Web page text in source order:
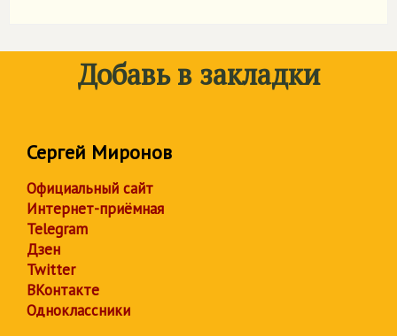
Добавь в закладки
Сергей Миронов
Официальный сайт
Интернет-приёмная
Telegram
Дзен
Twitter
ВКонтакте
Одноклассники